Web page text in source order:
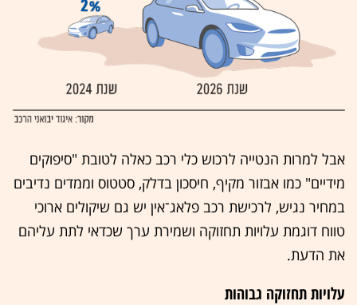
אבל למרות הנטייה לרכוש כלי רכב כאלה לטובת "סיפוקים
מידיים" כמו אבזור מקיף, חיסכון בדלק, סטטוס וממדים נדיבים
במחיר נגיש, לרכישת רכב פלאג־אין יש גם שיקולים ארוכי
טווח דוגמת עלויות תחזוקה ושמירת ערך שכדאי לתת עליהם
את הדעת.
עלויות תחזוקה גבוהות